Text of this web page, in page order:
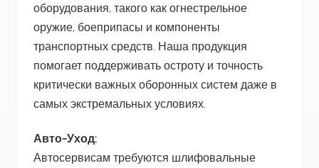
оборудования, такого как огнестрельное
оружие, боеприпасы и компоненты
транспортных средств. Наша продукция
помогает поддерживать остроту и точность
критически важных оборонных систем даже в
самых экстремальных условиях.
Авто-Уход:
Автосервисам требуются шлифовальные